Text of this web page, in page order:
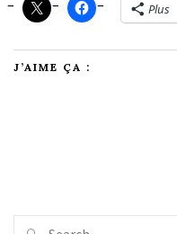
Plus
J’AIME ÇA :